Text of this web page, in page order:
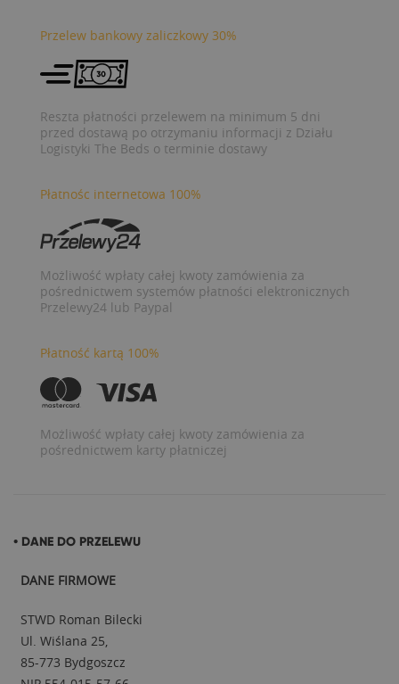
Przelew bankowy zaliczkowy 30%
Reszta płatności przelewem na minimum 5 dni
przed dostawą po otrzymaniu informacji z Działu
Logistyki The Beds o terminie dostawy
Płatnośc internetowa 100%
Możliwość wpłaty całej kwoty zamówienia za
pośrednictwem systemów płatności elektronicznych
Przelewy24 lub Paypal
Płatność kartą 100%
Możliwość wpłaty całej kwoty zamówienia za
pośrednictwem karty płatniczej
• DANE DO PRZELEWU
DANE FIRMOWE
STWD Roman Bilecki
Ul. Wiślana 25,
85-773 Bydgoszcz